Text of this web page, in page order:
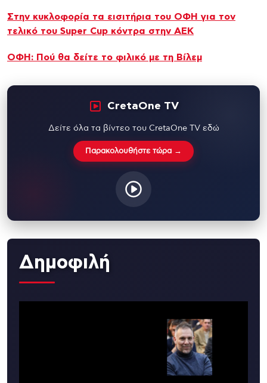
Στην κυκλοφορία τα εισιτήρια του ΟΦΗ για τον
τελικό του Super Cup κόντρα στην ΑΕΚ
ΟΦΗ: Πού θα δείτε το φιλικό με τη Βίλεμ
CretaOne TV
Δείτε όλα τα βίντεο του CretaOne TV εδώ
Παρακολουθήστε τώρα →
Δημοφιλή